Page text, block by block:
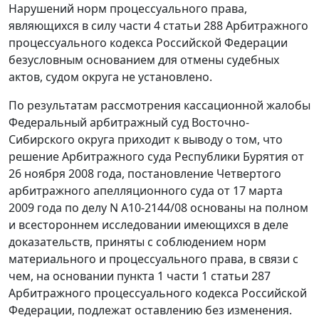
Нарушений норм процессуального права,
являющихся в силу части 4 статьи 288Арбитражного
процессуального кодекса Российской Федерации
безусловным основанием для отмены судебных
актов, судом округа не установлено.
По результатам рассмотрения кассационной жалобы
Федеральный арбитражный суд Восточно-
Сибирского округа приходит к выводу о том, что
решение Арбитражного суда Республики Бурятия от
26 ноября 2008 года, постановление Четвертого
арбитражного апелляционного суда от 17 марта
2009 года по делу N А10-2144/08 основаны на полном
и всестороннем исследовании имеющихся в деле
доказательств, приняты с соблюдением норм
материального и процессуального права, в связи с
чем, на основании пункта 1 части 1 статьи 287
Арбитражного процессуального кодекса Российской
Федерации, подлежат оставлению без изменения.